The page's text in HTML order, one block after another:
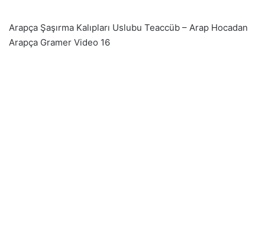
Arapça Şaşırma Kalıpları Uslubu Teaccüb – Arap Hocadan
Arapça Gramer Video 16